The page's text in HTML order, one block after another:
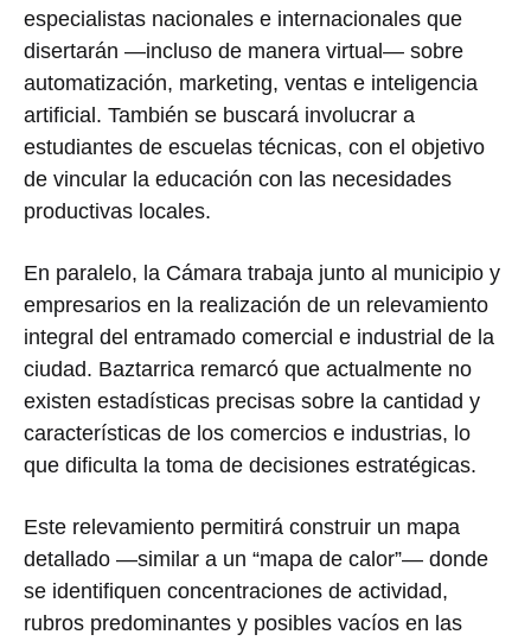
especialistas nacionales e internacionales que
disertarán —incluso de manera virtual— sobre
automatización, marketing, ventas e inteligencia
artificial. También se buscará involucrar a
estudiantes de escuelas técnicas, con el objetivo
de vincular la educación con las necesidades
productivas locales.
En paralelo, la Cámara trabaja junto al municipio y
empresarios en la realización de un relevamiento
integral del entramado comercial e industrial de la
ciudad. Baztarrica remarcó que actualmente no
existen estadísticas precisas sobre la cantidad y
características de los comercios e industrias, lo
que dificulta la toma de decisiones estratégicas.
Este relevamiento permitirá construir un mapa
detallado —similar a un “mapa de calor”— donde
se identifiquen concentraciones de actividad,
rubros predominantes y posibles vacíos en las